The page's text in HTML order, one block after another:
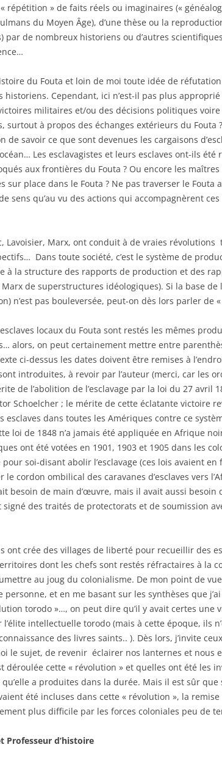
répétition » de faits réels ou imaginaires («
du Moyen Âge), d’une thèse ou la
par de nombreux historiens ou d’autres
du Fouta et loin de moi toute idée de
historiens. Cependant, ici n’est-il pas plus
militaires et/ou des décisions politiques voire
surtout à propos des échanges extérieurs du Fouta
de savoir ce que sont devenues les cargaisons
Les esclavagistes et leurs esclaves ont-ils été
aux frontières du Fouta ? Ou encore les
sur place dans le Fouta ? Ne pas traverser le Fouta
de sens qu’au vu des actions qui accompagnèrent
Lavoisier, Marx, ont conduit à de vraies révolutions
Dans toute société, c’est le système de
à la structure des rapports de production et des
de superstructures idéologiques). Si la base de
n’est pas bouleversée, peut-on dès lors parler de
locaux du Fouta sont restés les mêmes
alors, on peut certainement mettre entre
ci-dessus les dates doivent être remises à
introduites, à revoir par l’auteur (merci, car les
de l’abolition de l’esclavage par la loi du 27 avril
Schoelcher ; le mérite de cette éclatante victoire
esclaves dans toutes les Amériques contre ce
loi de 1848 n’a jamais été appliquée en Afrique
ont été votées en 1901, 1903 et 1905 dans les
soi-disant abolir l’esclavage (ces lois avaient
cordon ombilical des caravanes d’esclaves vers
besoin de main d’œuvre, mais il avait aussi besoin
des traités de protectorats et de soumission
ont crée des villages de liberté pour recueillir des
dont les chefs sont restés réfractaires à la
au joug du colonialisme. De mon point de
personne, et en me basant sur les synthèses que
torodo »…, on peut dire qu’il y avait certes une
intellectuelle torodo (mais à cette époque, ils
des livres saints.. ). Dès lors, j’invite
le sujet, de revenir éclairer nos lanternes et nous
déroulée cette « révolution » et quelles ont été les
a produites dans la durée. Mais il est sûr que
été incluses dans cette « révolution », la remise
plus difficile par les forces coloniales peu de
Professeur d’histoire